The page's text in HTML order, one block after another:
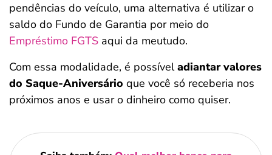
pendências do veículo, uma alternativa é utilizar o
saldo do Fundo de Garantia por meio do
Empréstimo FGTS aqui da meutudo.
Com essa modalidade, é possíveladiantar valores
do Saque-Aniversário que você só receberia nos
próximos anos e usar o dinheiro como quiser.